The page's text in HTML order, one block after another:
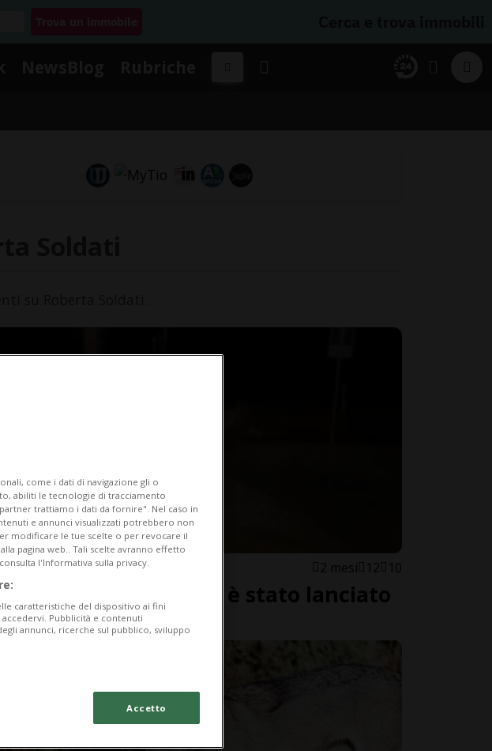
2 mesi 12 10
il segnale a Berna è stato lanciato
come i dati di navigazione gli o
abiliti le tecnologie di tracciamento
trattiamo i dati da fornire". Nel caso in
e annunci visualizzati potrebbero non
modificare le tue scelte o per revocare il
pagina web.. Tali scelte avranno effetto
l'Informativa sulla privacy.
caratteristiche del dispositivo ai fini
Pubblicità e contenuti
annunci, ricerche sul pubblico, sviluppo
Accetto